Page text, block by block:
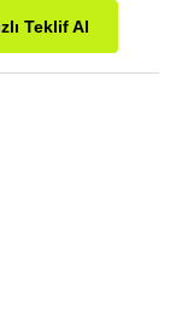
Teklif Al